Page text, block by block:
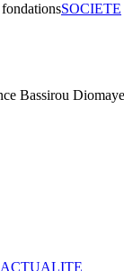
SOCIETE
ACTUALITE